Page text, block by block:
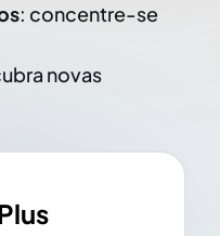
: concentre-se
novas